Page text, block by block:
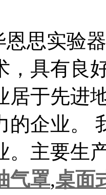
恩思实验
，具有良
居于先进
的企业。
。主要生
气罩,桌面